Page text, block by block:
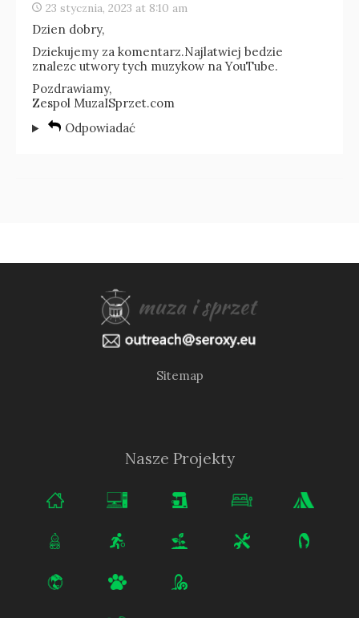
23 stycznia, 2023 at 8:10 am
Dzien dobry,
Dziekujemy za komentarz.Najlatwiej bedzie
znalezc utwory tych muzykow na YouTube.
Pozdrawiamy,
Zespol MuzaISprzet.com
Odpowiadać
Sitemap
Nasze Projekty